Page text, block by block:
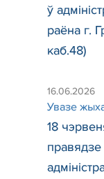
ў
раёна г.
каб.48)
16.06.2026
Увазе
18
правядзе